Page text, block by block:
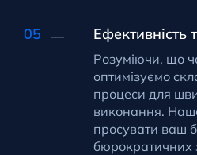
Ефективність
Розуміючи, що
оптимізуємо
процеси для
виконання.
просувати ваш
бюрократичних